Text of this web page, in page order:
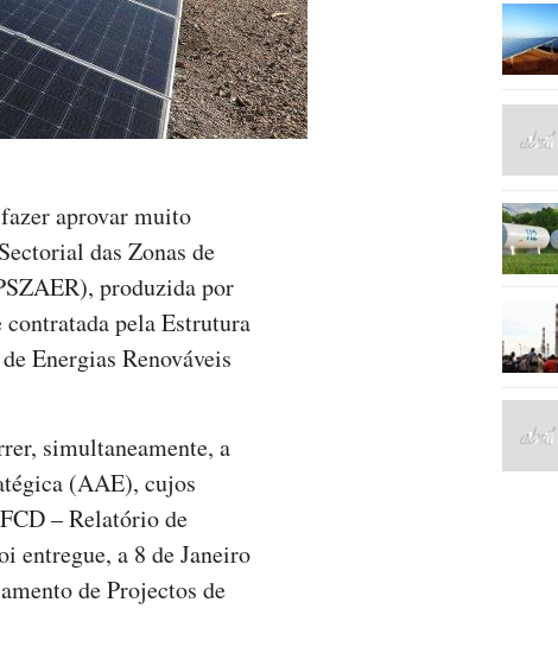
aprovar muito
das Zonas de
produzida por
pela Estrutura
Energias Renováveis
simultaneamente, a
(AAE), cujos
– Relatório de
entregue, a 8 de Janeiro
de Projectos de